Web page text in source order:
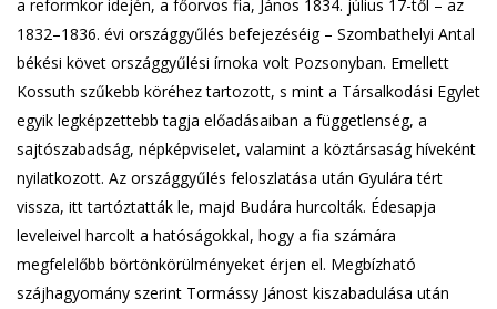
a reformkor idején, a főorvos fia, János 1834. július 17-től – az
1832–1836. évi országgyűlés befejezéséig – Szombathelyi Antal
békési követ országgyűlési írnoka volt Pozsonyban. Emellett
Kossuth szűkebb köréhez tartozott, s mint a Társalkodási Egylet
egyik legképzettebb tagja előadásaiban a függetlenség, a
sajtószabadság, népképviselet, valamint a köztársaság híveként
nyilatkozott. Az országgyűlés feloszlatása után Gyulára tért
vissza, itt tartóztatták le, majd Budára hurcolták. Édesapja
leveleivel harcolt a hatóságokkal, hogy a fia számára
megfelelőbb börtönkörülményeket érjen el. Megbízható
szájhagyomány szerint Tormássy Jánost kiszabadulása után